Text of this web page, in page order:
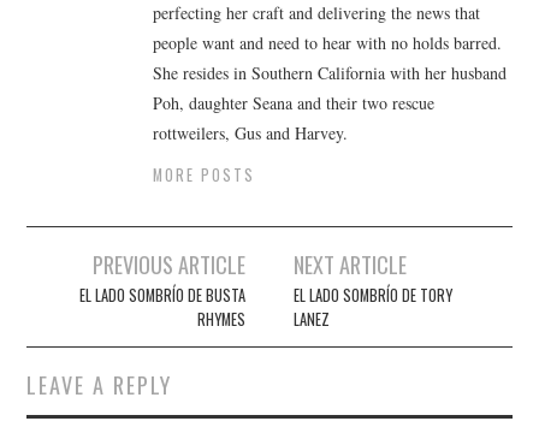
perfecting her craft and delivering the news that
people want and need to hear with no holds barred.
She resides in Southern California with her husband
Poh, daughter Seana and their two rescue
rottweilers, Gus and Harvey.
MORE POSTS
navigation
PREVIOUS ARTICLE
EL LADO SOMBRÍO DE BUSTA
RHYMES
NEXT ARTICLE
EL LADO SOMBRÍO DE TORY
LANEZ
LEAVE A REPLY